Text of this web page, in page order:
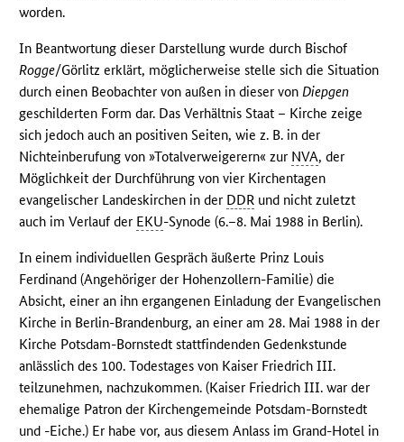
worden.
In Beantwortung dieser Darstellung wurde durch Bischof
Rogge/Görlitz erklärt, möglicherweise stelle sich die Situation
durch einen Beobachter von außen in dieser vonDiepgen
geschilderten Form dar. Das Verhältnis Staat – Kirche zeige
sich jedoch auch an positiven Seiten, wie z. B. in der
Nichteinberufung von »Totalverweigerern« zur NVA, der
Möglichkeit der Durchführung von vier Kirchentagen
evangelischer Landeskirchen in der DDR und nicht zuletzt
auch im Verlauf der EKU-Synode (6.–8. Mai 1988 in Berlin).
In einem individuellen Gespräch äußerte Prinz Louis
Ferdinand (Angehöriger der Hohenzollern-Familie) die
Absicht, einer an ihn ergangenen Einladung der Evangelischen
Kirche in Berlin-Brandenburg, an einer am 28. Mai 1988 in der
Kirche Potsdam-Bornstedt stattfindenden Gedenkstunde
anlässlich des 100. Todestages von Kaiser Friedrich III.
teilzunehmen, nachzukommen. (Kaiser Friedrich III. war der
ehemalige Patron der Kirchengemeinde Potsdam-Bornstedt
und -Eiche.) Er habe vor, aus diesem Anlass im Grand-Hotel in